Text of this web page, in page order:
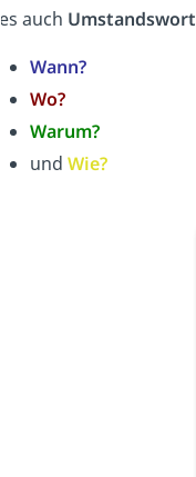
es auch Umstandswort
Wann?
Wo?
Warum?
und Wie?